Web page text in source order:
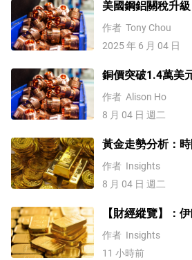
美國鋼鋁關稅升
這樣說
作者 Tony Chou
2025 年 6 月 04 日
銅價突破1.4萬美
來？未來會再創新
作者 Alison Ho
8 月 04 日 週二
黃金走勢分析：
價四季度上探4500
作者 Insights
8 月 04 日 週二
【財經縱覽】：
協議，黃金漲超
跌，道指續創歷史
作者 Insights
11 小時前